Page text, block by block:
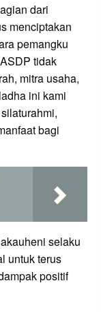
dari
menciptakan
pemangku
tidak
mitra usaha,
ini kami
bagi
selaku
untuk terus
positif